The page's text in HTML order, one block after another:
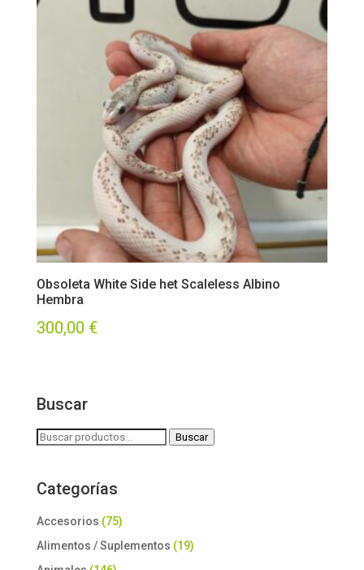
Obsoleta White Side het Scaleless Albino
Hembra
300,00 €
Buscar
Buscar
Buscar
Categorías
Accesorios (75)
Alimentos / Suplementos (19)